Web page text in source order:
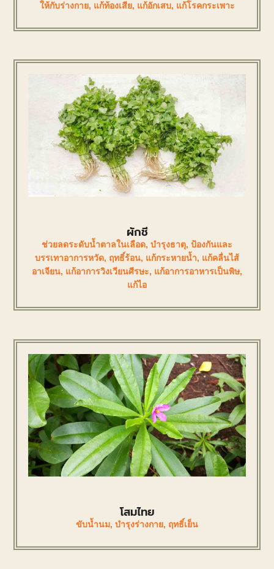
ให้กับร่างกาย, แก้ท้องเสีย, แก้อักเสบ, แก้โรคกระเพาะ
ผักชี
ช่วยลดระดับน้ำตาลในเลือด, บำรุงธาตุ, ป้องกันและ
บรรเทาอาการหวัด, ฤทธิ์ร้อน, แก้กระหายน้ำ, แก้คลื่นไส้
อาเจียน, แก้อาการวิงเวียนศีรษะ, แก้อาการอาหารเป็นพิษ,
แก้ไอ
โสมไทย
ขับน้ำนม, บำรุงร่างกาย, ฤทธิ์เย็น